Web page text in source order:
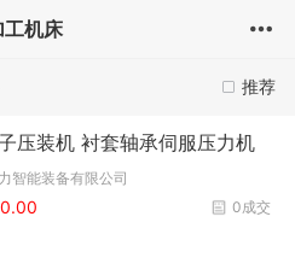
工机床
推荐
压装机 衬套轴承伺服压力机
智能装备有限公司
0成交